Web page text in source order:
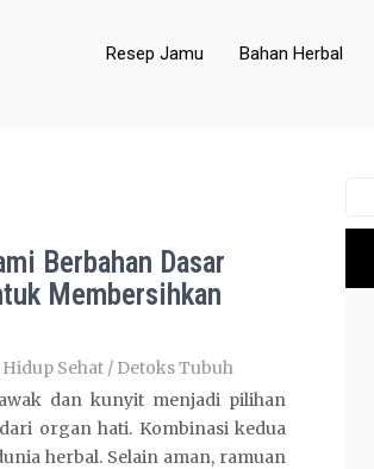
Resep Jamu Bahan Herbal
Berbahan Dasar
Membersihkan
Hidup Sehat / Detoks Tubuh
dan kunyit menjadi pilihan
organ hati. Kombinasi kedua
herbal. Selain aman, ramuan